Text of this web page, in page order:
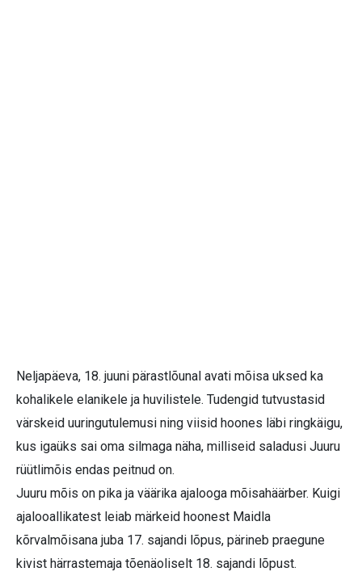
Neljapäeva, 18. juuni pärastlõunal avati mõisa uksed ka
kohalikele elanikele ja huvilistele. Tudengid tutvustasid
värskeid uuringutulemusi ning viisid hoones läbi ringkäigu,
kus igaüks sai oma silmaga näha, milliseid saladusi Juuru
rüütlimõis endas peitnud on.
Juuru mõis on pika ja väärika ajalooga mõisahäärber. Kuigi
ajalooallikatest leiab märkeid hoonest Maidla
kõrvalmõisana juba 17. sajandi lõpus, pärineb praegune
kivist härrastemaja tõenäoliselt 18. sajandi lõpust.